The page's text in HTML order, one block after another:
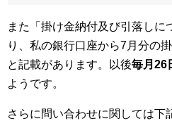
また「掛け金納付及び引落しに
り、私の銀行口座から7月分の
と記載があります。以後毎月26
ようです。
さらに問い合わせに関しては下